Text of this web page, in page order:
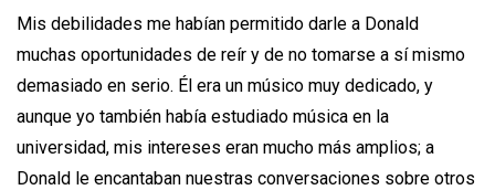
Mis debilidades me habían permitido darle a Donald
muchas oportunidades de reír y de no tomarse a sí mismo
demasiado en serio. Él era un músico muy dedicado, y
aunque yo también había estudiado música en la
universidad, mis intereses eran mucho más amplios; a
Donald le encantaban nuestras conversaciones sobre otros